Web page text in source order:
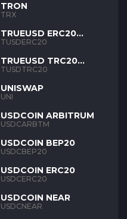
TRON
TRX
TRUEUSD ERC20
TUSD
TUSDERC20
TRUEUSD TRC20
TUSD
TUSDTRC20
UNISWAP
UNI
USDCOIN ARBITRUM
USDCARBTM
USDCOIN BEP20
USDCBEP20
USDCOIN ERC20
USDCERC20
USDCOIN NEAR
USDCNEAR